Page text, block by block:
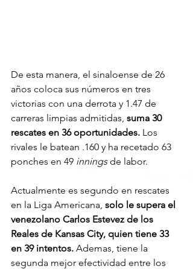
De esta manera, el sinaloense de 26
años coloca sus números en tres
victorias con una derrota y 1.47 de
carreras limpias admitidas, suma 30
rescates en 36 oportunidades. Los
rivales le batean .160 y ha recetado 63
ponches en 49 innings de labor.
Actualmente es segundo en rescates
en la Liga Americana, solo le supera el
venezolano Carlos Estevez de los
Reales de Kansas City, quien tiene 33
en 39 intentos. Ademas, tiene la
segunda mejor efectividad entre los